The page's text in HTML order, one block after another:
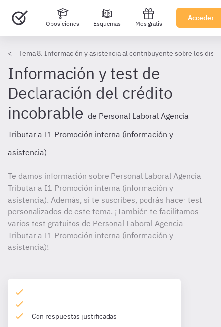
Oposiciones Esquemas Mes gratis
Acceder
Tema 8. Información y asistencia al contribuyente sobre los
Información y test de
Declaración del crédito
incobrable de Personal Laboral Agencia
Tributaria I1 Promoción interna (información y
asistencia)
Te damos información sobre Personal Laboral Agencia
Tributaria I1 Promoción interna (información y
asistencia). Además, si te suscribes, podrás hacer test
personalizados de este tema. ¡También te facilitamos
varios test gratuitos de Personal Laboral Agencia
Tributaria I1 Promoción interna (información y
asistencia)!
Con respuestas justificadas